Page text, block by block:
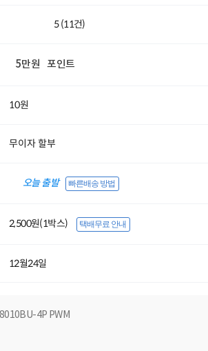
5 (11건)
5만원 포인트
10원
무이자 할부
오늘 출발 빠른배송 방법
2,500원(1박스) 택배무료 안내
12월24일
4P PWM